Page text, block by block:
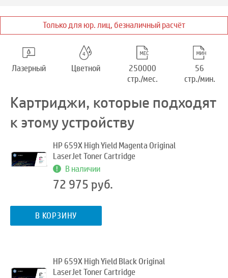
Только для юр. лиц, безналичный расчёт
Лазерный Цветной
250000
стр./мес.
56
стр./мин.
Картриджи, которые подходят
к этому устройству
HP 659X High Yield Magenta Original
LaserJet Toner Cartridge
В наличии
72 975 руб.
В КОРЗИНУ
HP 659X High Yield Black Original
LaserJet Toner Cartridge